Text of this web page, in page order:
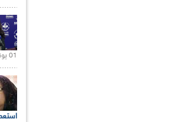
01 يونيو 2021 |